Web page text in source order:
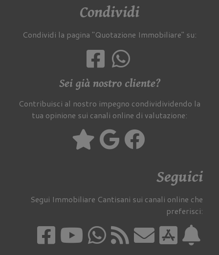
Condividi
Condividi la pagina "Quotazione Immobiliare" su:
Sei già nostro cliente?
Contribuisci al nostro impegno condividividendo la
tua opinione sui canali online di valutazione:
Seguici
Segui Immobiliare Cantisani sui canali online che
preferisci: